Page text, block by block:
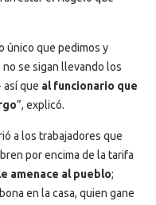
único que pedimos y
se sigan llevando los
así que al funcionario que
”, explicó.
a los trabajadores que
por encima de la tarifa
amenace al pueblo;
en la casa, quien gane